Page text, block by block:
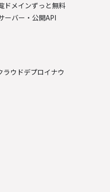
ドメインずっと無料
ーバー・公開API
ラウドデプロイナウ